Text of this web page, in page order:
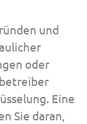
und
oder
Eine
Sie daran,